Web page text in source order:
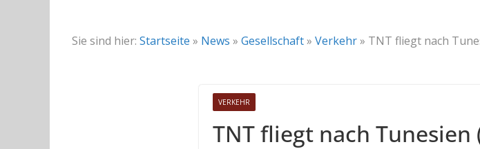
Sie sind hier: Startseite » News » Gesellschaft» Verkehr» TNT fliegt nach
VERKEHR
TNT fliegt nach Tunesien